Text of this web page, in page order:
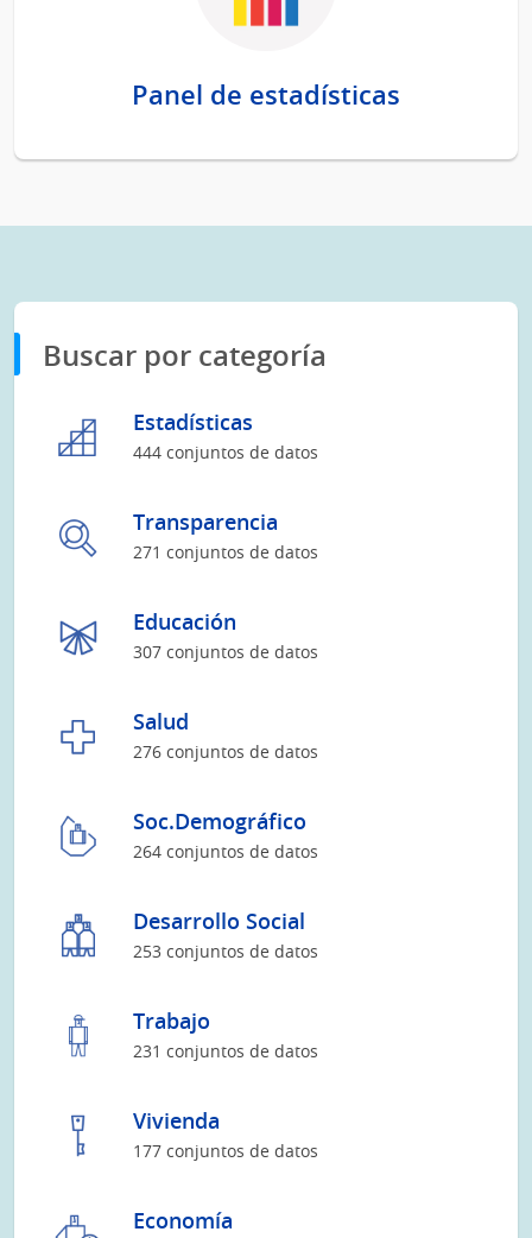
Panel de estadísticas
Buscar por categoría
Estadísticas
444 conjuntos de datos
Transparencia
271 conjuntos de datos
Educación
307 conjuntos de datos
Salud
276 conjuntos de datos
Soc.Demográfico
264 conjuntos de datos
Desarrollo Social
253 conjuntos de datos
Trabajo
231 conjuntos de datos
Vivienda
177 conjuntos de datos
Economía